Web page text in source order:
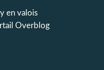
en valois
Overblog